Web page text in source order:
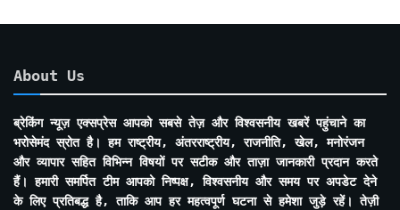
About Us
ब्रेकिंग न्यूज़ एक्सप्रेस आपको सबसे तेज़ और विश्वसनीय खबरें पहुंचाने का
भरोसेमंद स्रोत है। हम राष्ट्रीय, अंतरराष्ट्रीय, राजनीति, खेल, मनोरंजन
और व्यापार सहित विभिन्न विषयों पर सटीक और ताज़ा जानकारी प्रदान करते
हैं। हमारी समर्पित टीम आपको निष्पक्ष, विश्वसनीय और समय पर अपडेट देने
के लिए प्रतिबद्ध है, ताकि आप हर महत्वपूर्ण घटना से हमेशा जुड़े रहें। तेज़ी